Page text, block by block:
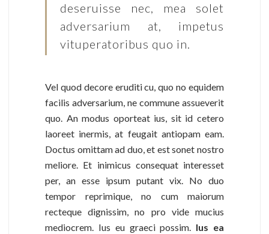
deseruisse nec, mea solet
adversarium at, impetus
vituperatoribus quo in.
Vel quod decore eruditi cu, quo no equidem
facilis adversarium, ne commune assueverit
quo. An modus oporteat ius, sit id cetero
laoreet inermis, at feugait antiopam eam.
Doctus omittam ad duo, et est sonet nostro
meliore. Et inimicus consequat interesset
per, an esse ipsum putant vix. No duo
tempor reprimique, no cum maiorum
recteque dignissim, no pro vide mucius
mediocrem. Ius eu graeci possim. Ius ea